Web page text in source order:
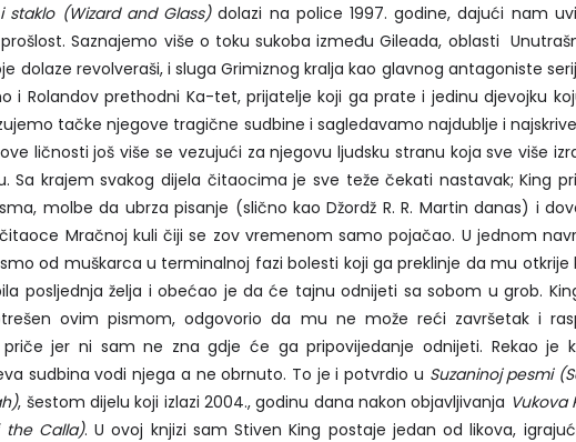
staklo (Wizard and Glass)dolazi na police 1997. godine, dajući nam
Saznajemo više o toku sukoba između Gileada, oblasti
dolaze revolveraši, i sluga Grimiznog kralja kao glavnog antagoniste
i Rolandov prethodni Ka-tet, prijatelje koji ga prate i jedinu djevojku
tačke njegove tragične sudbine i sagledavamo najdublje i
ličnosti još više se vezujući za njegovu ljudsku stranu koja sve više
Sa krajem svakog dijela čitaocima je sve teže čekati nastavak; King
molbe da ubrza pisanje (slično kao Džordž R. R. Martin danas) i
Mračnoj kuli čiji se zov vremenom samo pojačao. U jednom
od muškarca u terminalnoj fazi bolesti koji ga preklinje da mu otkrije
posljednja želja i obećao je da će tajnu odnijeti sa sobom u grob.
ovim pismom, odgovorio da mu ne može reći završetak i
priče jer ni sam ne zna gdje će ga pripovijedanje odnijeti. Rekao je
sudbina vodi njega a ne obrnuto. To je i potvrdio u Suzaninoj pesmi
, šestom dijelu koji izlazi 2004., godinu dana nakon objavljivanja Vukova
the Calla). U ovoj knjizi sam Stiven King postaje jedan od likova,